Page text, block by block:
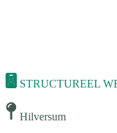
STRUCTUREEL
Hilversum